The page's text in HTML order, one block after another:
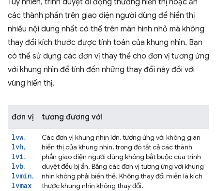
Tuy nhiên, trình duyệt di động thường hiển thị hoặc ẩn
các thành phần trên giao diện người dùng để hiển thị
nhiều nội dung nhất có thể trên màn hình nhỏ mà không
thay đổi kích thước được tính toán của khung nhìn. Bạn
có thể sử dụng các đơn vị thay thế cho đơn vị tương ứng
với khung nhìn để tính đến những thay đổi này đối với
vùng hiển thị.
đơn vị tương đương với
lvw,
lvh,
lvi,
lvb,
lvmin,
lvmax
Các đơn vị khung nhìn lớn, tương ứng với không gian
hiển thị của khung nhìn, trong đó tất cả các thành
phần giao diện người dùng không bắt buộc của trình
duyệt đều bị ẩn. Bằng các đơn vị tương ứng với khung
nhìn không phải biến thể. Không thay đổi miễn là kích
thước khung nhìn không thay đổi.